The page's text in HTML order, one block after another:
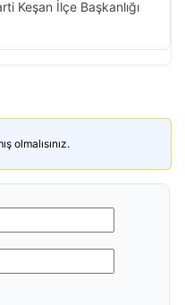
Keşan İlçe Başkanlığı
olmalısınız.